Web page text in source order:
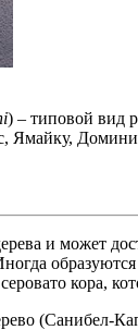
) – типовой вид
и может
кора,